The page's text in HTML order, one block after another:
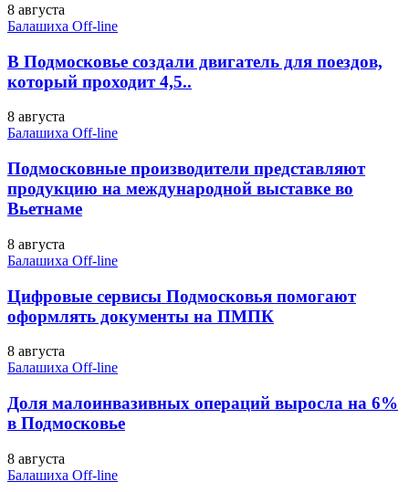
8 августа
Балашиха Off-line
В Подмосковье создали двигатель для поездов,
который проходит 4,5..
8 августа
Балашиха Off-line
Подмосковные производители представляют
продукцию на международной выставке во
Вьетнаме
8 августа
Балашиха Off-line
Цифровые сервисы Подмосковья помогают
оформлять документы на ПМПК
8 августа
Балашиха Off-line
Доля малоинвазивных операций выросла на 6%
в Подмосковье
8 августа
Балашиха Off-line